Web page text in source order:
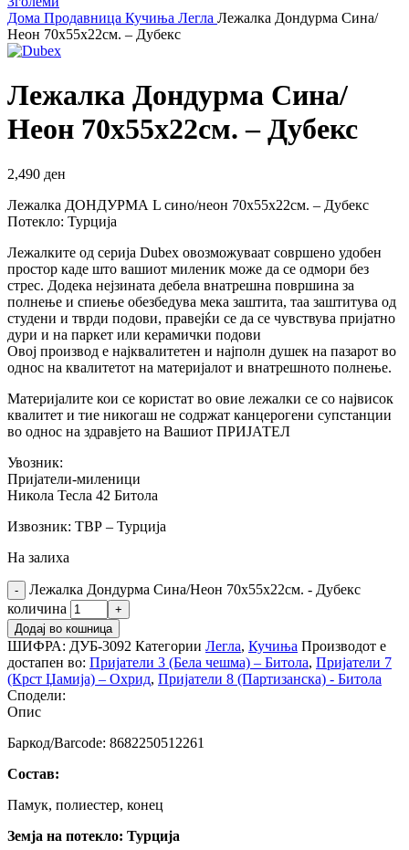
Дома Продавница Кучиња Легла Лежалка Дондурма Сина/
Неон 70х55х22см. – Дубекс
Лежалка Дондурма Сина/
Неон 70х55х22см. – Дубекс
2,490 ден
Лежалка ДОНДУРМА L сино/неон 70х55х22см. – Дубекс
Потекло: Турција
Лежалките од серија Dubex овозможуваат совршено удобен
простор каде што вашиот миленик може да се одмори без
стрес. Додека нејзината дебела внатрешна површина за
полнење и спиење обезбедува мека заштита, таа заштитува од
студени и тврди подови, правејќи се да се чувствува пријатно
дури и на паркет или керамички подови
Овој производ е најквалитетен и најполн душек на пазарот во
однос на квалитетот на материјалот и внатрешното полнење.
Материјалите кои се користат во овие лежалки се со највисок
квалитет и тие никогаш не содржат канцерогени супстанции
во однос на здравјето на Вашиот ПРИЈАТЕЛ
Увозник:
Пријатели-миленици
Никола Тесла 42 Битола
Извозник: ТВР – Турција
На залиха
Лежалка Дондурма Сина/Неон 70х55х22см. - Дубекс
количина
Додај во кошница
ШИФРА: ДУБ-3092 Категории Легла, Кучиња Производот е
достапен во: Пријатели 3 (Бела чешма) – Битола, Пријатели 7
(Крст Џамија) – Охрид, Пријатели 8 (Партизанска) - Битола
Сподели:
Опис
Баркод/Barcode: 8682250512261
Состав:
Памук, полиестер, конец
Земја на потекло: Турција